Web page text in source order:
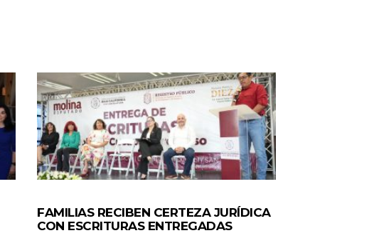
FAMILIAS RECIBEN CERTEZA JURÍDICA
CON ESCRITURAS ENTREGADAS